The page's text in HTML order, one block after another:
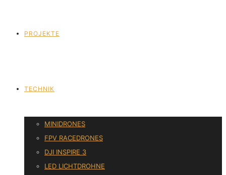
PROJEKTE
TECHNIK
MINIDRONES
FPV RACEDRONES
DJI INSPIRE 3
LED LICHTDROHNE